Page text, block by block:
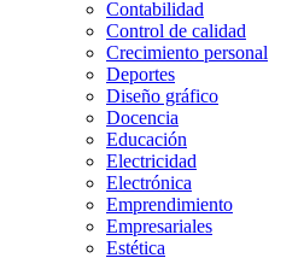
Contabilidad
Control de calidad
Crecimiento personal
Deportes
Diseño gráfico
Docencia
Educación
Electricidad
Electrónica
Emprendimiento
Empresariales
Estética